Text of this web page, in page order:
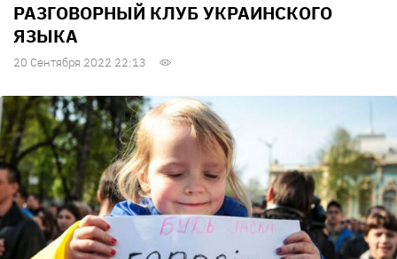
РАЗГОВОРНЫЙ КЛУБ УКРАИНСКОГО
ЯЗЫКА
20 Сентября 2022 22:13